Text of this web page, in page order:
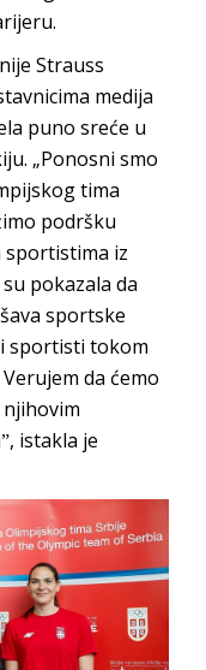
Strauss
medija
puno sreće u
„Ponosni smo
tima
podršku
sportistima iz
pokazala da
sportske
sportisti tokom
da ćemo
istakla je